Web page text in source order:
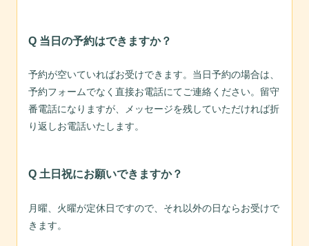
Q 当日の予約はできますか？
予約が空いていればお受けできます。当日予約の場合は、
予約フォームでなく直接お電話にてご連絡ください。留守
番電話になりますが、メッセージを残していただければ折
り返しお電話いたします。
Q 土日祝にお願いできますか？
月曜、火曜が定休日ですので、それ以外の日ならお受けで
きます。